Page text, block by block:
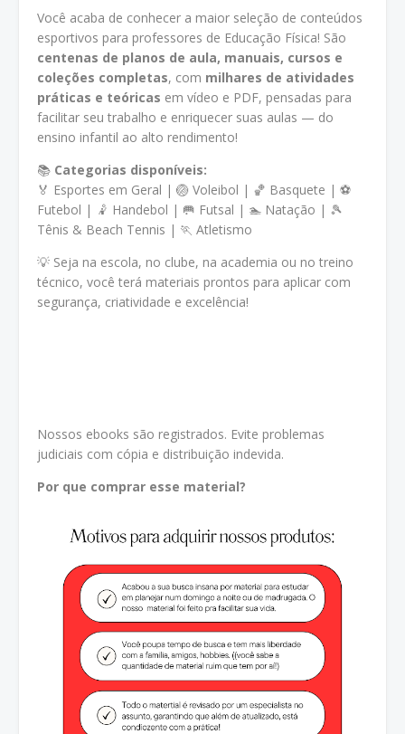
Você acaba de conhecer a maior seleção de conteúdos
esportivos para professores de Educação Física! São
centenas de planos de aula, manuais, cursos e
coleções completas, com milhares de atividades
práticas e teóricas em vídeo e PDF, pensadas para
facilitar seu trabalho e enriquecer suas aulas — do
ensino infantil ao alto rendimento!
📚 Categorias disponíveis:
🏅 Esportes em Geral | 🏐 Voleibol | 🏀 Basquete | ⚽
Futebol | 🤾 Handebol | 🥅 Futsal | 🏊 Natação | 🎾
Tênis & Beach Tennis | 🏃 Atletismo
💡 Seja na escola, no clube, na academia ou no treino
técnico, você terá materiais prontos para aplicar com
segurança, criatividade e excelência!
Nossos ebooks são registrados. Evite problemas
judiciais com cópia e distribuição indevida.
Por que comprar esse material?